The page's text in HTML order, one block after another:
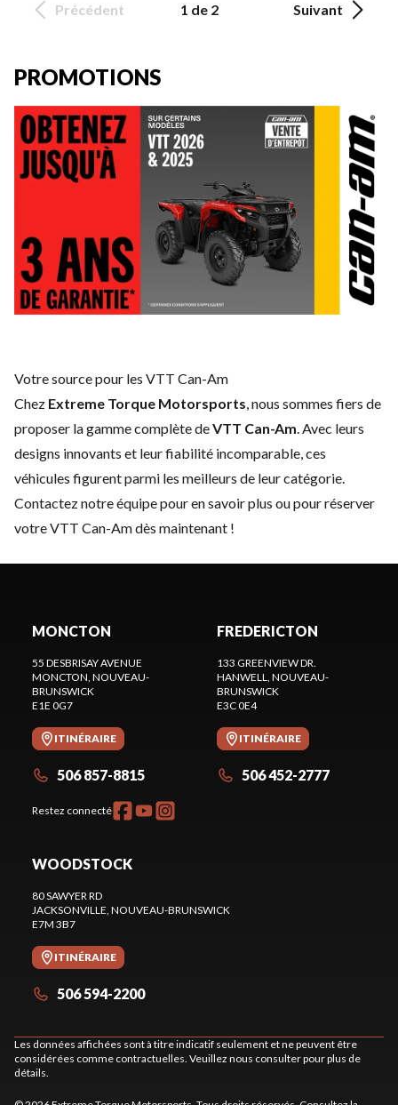
Précédent 1 de 2 Suivant
PROMOTIONS
Votre source pour les VTT Can-Am
Chez Extreme Torque Motorsports , nous sommes fiers de
proposer la gamme complète deVTT Can-Am . Avec leurs
designs innovants et leur fiabilité incomparable, ces
véhicules figurent parmi les meilleurs de leur catégorie.
Contactez notre équipepour en savoir plus ou pour réserver
votre VTT Can-Am dès maintenant !
MONCTON
55 DESBRISAY AVENUE
MONCTON , NOUVEAU-
BRUNSWICK
E1E 0G7
ITINÉRAIRE
506 857-8815
Restez connecté
FREDERICTON
133 GREENVIEW DR.
HANWELL , NOUVEAU-
BRUNSWICK
E3C 0E4
ITINÉRAIRE
506 452-2777
WOODSTOCK
80 SAWYER RD
JACKSONVILLE , NOUVEAU-BRUNSWICK
E7M 3B7
ITINÉRAIRE
506 594-2200
Les données affichées sont à titre indicatif seulement et ne peuvent être
considérées comme contractuelles. Veuillez nous consulter pour plus de
détails.